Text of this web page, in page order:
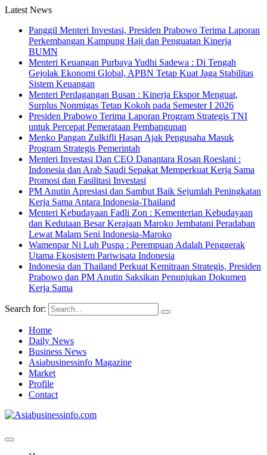
Latest News
Panggil Menteri Investasi, Presiden Prabowo Terima Laporan
Perkembangan Kampung Haji dan Penguatan Kinerja
BUMN
Menteri Keuangan Purbaya Yudhi Sadewa : Di Tengah
Gejolak Ekonomi Global, APBN Tetap Kuat Jaga Stabilitas
Sistem Keuangan
Menteri Perdagangan Busan : Kinerja Ekspor Menguat,
Surplus Nonmigas Tetap Kokoh pada Semester I 2026
Presiden Prabowo Terima Laporan Program Strategis TNI
untuk Percepat Pemerataan Pembangunan
Menko Pangan Zulkifli Hasan Ajak Pengusaha Masuk
Program Strategis Pemerintah
Menteri Investasi Dan CEO Danantara Rosan Roeslani :
Indonesia dan Arab Saudi Sepakat Memperkuat Kerja Sama
Promosi dan Fasilitasi Investasi
PM Anutin Apresiasi dan Sambut Baik Sejumlah Peningkatan
Kerja Sama Antara Indonesia-Thailand
Menteri Kebudayaan Fadli Zon : Kementerian Kebudayaan
dan Kedutaan Besar Kerajaan Maroko Jembatani Peradaban
Lewat Malam Seni Indonesia-Maroko
Wamenpar Ni Luh Puspa : Perempuan Adalah Penggerak
Utama Ekosistem Pariwisata Indonesia
Indonesia dan Thailand Perkuat Kemitraan Strategis, Presiden
Prabowo dan PM Anutin Saksikan Penunjukan Dokumen
Kerja Sama
Search for:
Home
Daily News
Business News
Asiabusinessinfo Magazine
Market
Profile
Contact